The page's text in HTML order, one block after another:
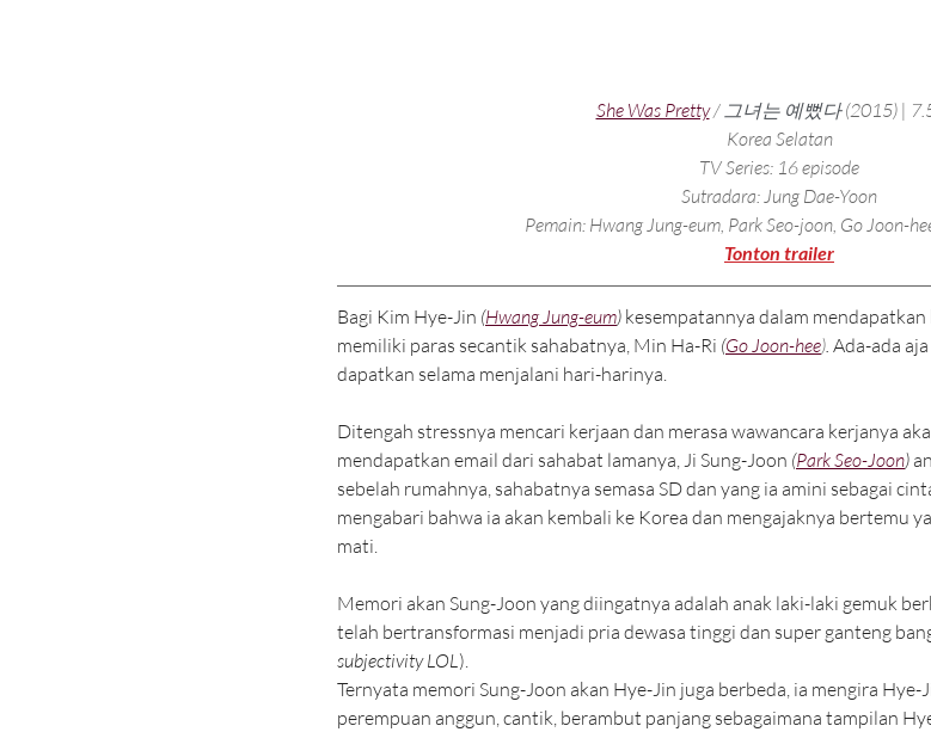
She Was Pretty / 그녀는 예뻤다 (2015) |
Korea Selatan
TV Series: 16 episode
Sutradara: Jung Dae-Yoon
Pemain: Hwang Jung-eum, Park Seo-joon, Go Joon-
Tonton trailer
Bagi Kim Hye-Jin (Hwang Jung-eum) kesempatannya dalam
memiliki paras secantik sahabatnya, Min Ha-Ri (Go Joon-hee). Ada-ada
dapatkan selama menjalani hari-harinya.
Ditengah stressnya mencari kerjaan dan merasa wawancara kerjanya
mendapatkan email dari sahabat lamanya, Ji Sung-Joon (Park Seo-Joon)
sebelah rumahnya, sahabatnya semasa SD dan yang ia amini sebagai
mengabari bahwa ia akan kembali ke Korea dan mengajaknya bertemu
mati.
Memori akan Sung-Joon yang diingatnya adalah anak laki-laki gemuk
telah bertransformasi menjadi pria dewasa tinggi dan super ganteng
subjectivity LOL).
Ternyata memori Sung-Joon akan Hye-Jin juga berbeda, ia mengira Hye-
perempuan anggun, cantik, berambut panjang sebagaimana tampilan